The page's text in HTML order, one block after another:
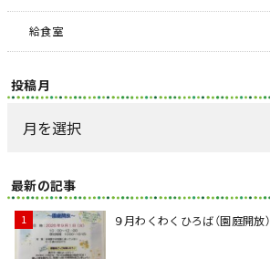
給食室
投稿月
最新の記事
９月わくわくひろば（園庭開放）